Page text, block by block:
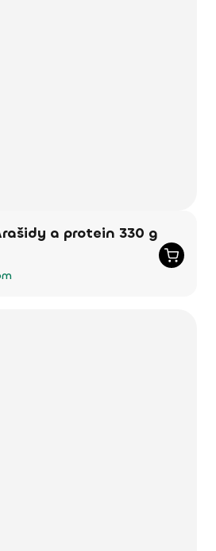
a protein 330 g